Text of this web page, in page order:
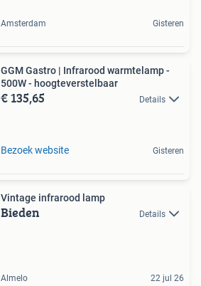
Amsterdam Gisteren
GGM Gastro | Infrarood warmtelamp -
500W - hoogteverstelbaar
€ 135,65 Details
Bezoek website Gisteren
Vintage infrarood lamp
Bieden Details
Almelo 22 jul 26